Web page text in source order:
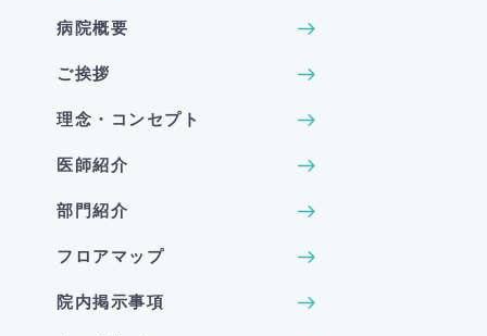
病院概要
ご挨拶
理念・コンセプト
医師紹介
部門紹介
フロアマップ
院内掲示事項